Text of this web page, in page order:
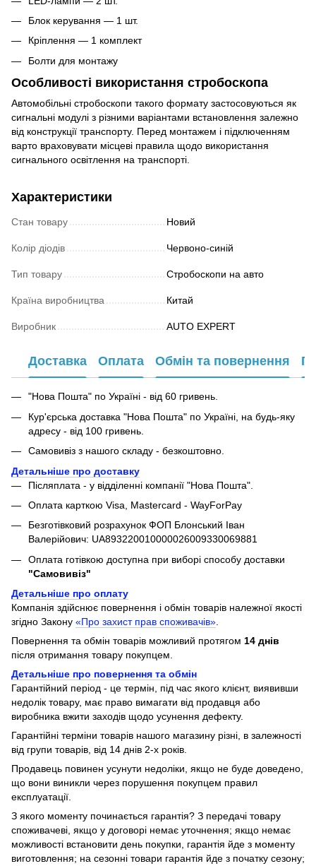
Блок керування — 1 шт.
Кріплення — 1 комплект
Болти для монтажу
Особливості використання стробоскопа
Автомобільні стробоскопи такого формату застосовуються як
сигнальні модулі з різними варіантами встановлення залежно
від конструкції транспорту. Перед монтажем і підключенням
варто враховувати місцеві правила щодо використання
сигнального освітлення на транспорті.
Характеристики
Стан товару Новий
Колір діодів Червоно-синій
Тип товару Стробоскопи на авто
Країна виробництва Китай
Виробник AUTO EXPERT
Доставка Оплата Обмін та повернення
"Нова Пошта" по Україні - від 60 гривень.
Кур'єрська доставка "Нова Пошта" по Україні, на будь-яку
адресу - від 100 гривень.
Самовивіз з нашого складу - безкоштовно.
Детальніше про доставку
Післяплата - у відділенні компанії "Нова Пошта".
Оплата карткою Visa, Mastercard - WayForPay
Безготівковий розрахунок ФОП Блонський Іван
Валерійович: UA893220010000026009330069881
Оплата готівкою доступна при виборі способу доставки
"Самовивіз"
Детальніше про оплату
Компанія здійснює повернення і обмін товарів належної якості
згідно Закону «Про захист прав споживачів»
Повернення та обмін товарів можливий протягом 14 днів
після отримання товару покупцем.
Детальніше про повернення та обмін
Гарантійний період - це термін, під час якого клієнт, виявивши
недолік товару, має право вимагати від продавця або
виробника вжити заходів щодо усунення дефекту.
Гарантійні терміни товарів нашого магазину різні, в залежності
від групи товарів, від 14 днів 2-х років.
Продавець повинен усунути недоліки, якщо не буде доведено,
що вони виникли через порушення покупцем правил
експлуатації.
З якого моменту починається гарантія? З передачі товару
споживачеві, якщо у договорі немає уточнення; якщо немає
можливості встановити день покупки, гарантія йде з моменту
виготовлення; на сезонні товари гарантія йде з початку сезону;